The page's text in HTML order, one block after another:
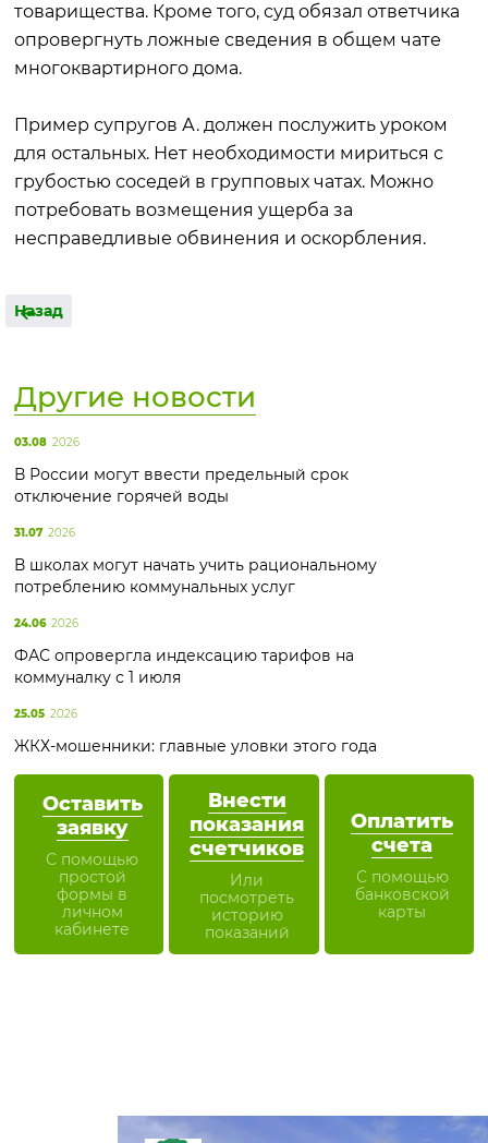
товарищества. Кроме того, суд обязал ответчика
опровергнуть ложные сведения в общем чате
многоквартирного дома.
Пример супругов А. должен послужить уроком
для остальных. Нет необходимости мириться с
грубостью соседей в групповых чатах. Можно
потребовать возмещения ущерба за
несправедливые обвинения и оскорбления.
Назад
Оставить
заявку
С помощью
простой
формы в
личном
кабинете
Внести
показания
счетчиков
Или
посмотреть
историю
показаний
Оплатить
счета
С помощью
банковской
карты
Другие новости
03.08 2026
В России могут ввести предельный срок
отключение горячей воды
31.07 2026
В школах могут начать учить рациональному
потреблению коммунальных услуг
24.06 2026
ФАС опровергла индексацию тарифов на
коммуналку с 1 июля
25.05 2026
ЖКХ-мошенники: главные уловки этого года